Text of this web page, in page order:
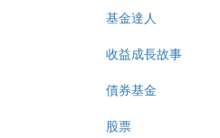
基金達人
收益成長故事
債券基金
股票